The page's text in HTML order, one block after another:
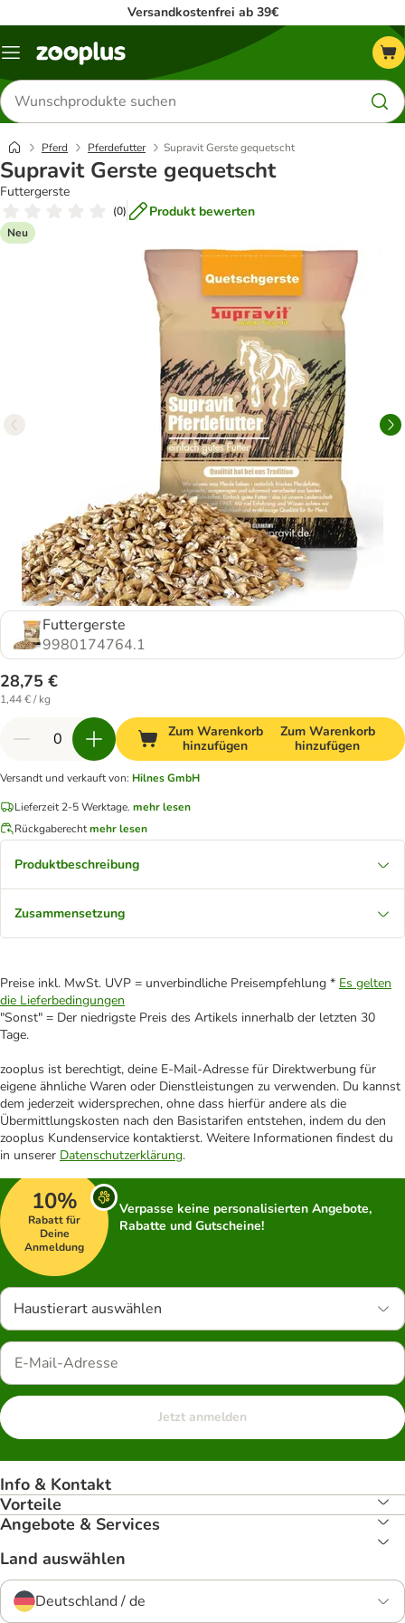
Versandkostenfrei ab 39€
Menü
Produkte
suchen
Pferd Pferdefutter Supravit Gerste gequetscht
Supravit Gerste gequetscht
Futtergerste
(0) Produkt bewerten
Neu
Futtergerste
9980174764.1
28,75 €
1,44 € / kg
Zum Warenkorb
hinzufügen
Zum Warenkorb
hinzufügen
Versandt und verkauft von: Hilnes GmbH
Lieferzeit 2-5 Werktage. mehr lesen
Rückgaberechtmehr lesen
Produktbeschreibung
Zusammensetzung
Preise inkl. MwSt. UVP = unverbindliche Preisempfehlung * Es gelten
die Lieferbedingungen
"Sonst" = Der niedrigste Preis des Artikels innerhalb der letzten 30
Tage.
zooplus ist berechtigt, deine E-Mail-Adresse für Direktwerbung für
eigene ähnliche Waren oder Dienstleistungen zu verwenden. Du kannst
dem jederzeit widersprechen, ohne dass hierfür andere als die
Übermittlungskosten nach den Basistarifen entstehen, indem du den
zooplus Kundenservice kontaktierst. Weitere Informationen findest du
in unserer Datenschutzerklärung.
10%
Rabatt für
Deine
Anmeldung
Verpasse keine personalisierten Angebote,
Rabatte und Gutscheine!
Haustierart auswählen
Jetzt anmelden
Info & Kontakt
Vorteile
Angebote & Services
Land auswählen
Deutschland / de